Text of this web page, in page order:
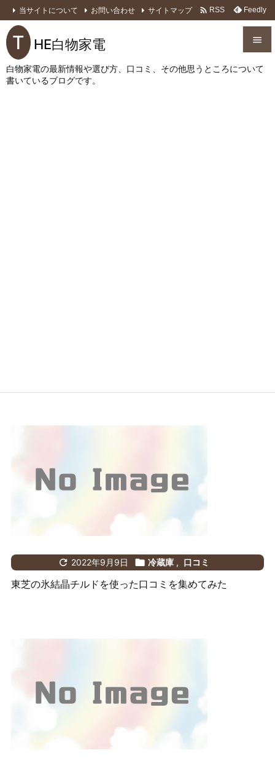
T HE白物家電
白物家電の最新情報や選び方、口コミ、その他思うところについて
書いているブログです。


当サイトについて お問い合わせ サイトマップ  RSS Feedly
 2022年9月9日  冷蔵庫 , 口コミ
東芝の氷結晶チルドを使った口コミを集めてみた